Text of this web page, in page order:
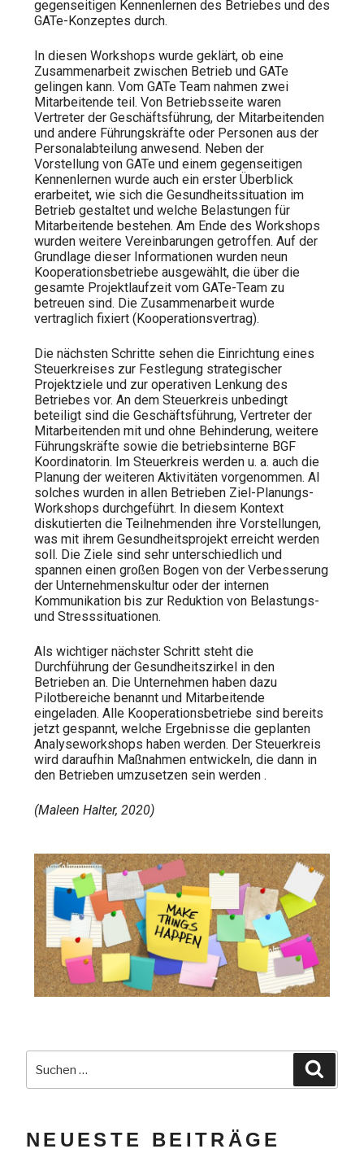
gegenseitigen Kennenlernen des Betriebes und des
GATe-Konzeptes durch.
In diesen Workshops wurde geklärt, ob eine
Zusammenarbeit zwischen Betrieb und GATe
gelingen kann. Vom GATe Team nahmen zwei
Mitarbeitende teil. Von Betriebsseite waren
Vertreter der Geschäftsführung, der Mitarbeitenden
und andere Führungskräfte oder Personen aus der
Personalabteilung anwesend. Neben der
Vorstellung von GATe und einem gegenseitigen
Kennenlernen wurde auch ein erster Überblick
erarbeitet, wie sich die Gesundheitssituation im
Betrieb gestaltet und welche Belastungen für
Mitarbeitende bestehen. Am Ende des Workshops
wurden weitere Vereinbarungen getroffen. Auf der
Grundlage dieser Informationen wurden neun
Kooperationsbetriebe ausgewählt, die über die
gesamte Projektlaufzeit vom GATe-Team zu
betreuen sind. Die Zusammenarbeit wurde
vertraglich fixiert (Kooperationsvertrag).
Die nächsten Schritte sehen die Einrichtung eines
Steuerkreises zur Festlegung strategischer
Projektziele und zur operativen Lenkung des
Betriebes vor. An dem Steuerkreis unbedingt
beteiligt sind die Geschäftsführung, Vertreter der
Mitarbeitenden mit und ohne Behinderung, weitere
Führungskräfte sowie die betriebsinterne BGF
Koordinatorin. Im Steuerkreis werden u. a. auch die
Planung der weiteren Aktivitäten vorgenommen. Al
solches wurden in allen Betrieben Ziel-Planungs-
Workshops durchgeführt. In diesem Kontext
diskutierten die Teilnehmenden ihre Vorstellungen,
was mit ihrem Gesundheitsprojekt erreicht werden
soll. Die Ziele sind sehr unterschiedlich und
spannen einen großen Bogen von der Verbesserung
der Unternehmenskultur oder der internen
Kommunikation bis zur Reduktion von Belastungs-
und Stresssituationen.
Als wichtiger nächster Schritt steht die
Durchführung der Gesundheitszirkel in den
Betrieben an. Die Unternehmen haben dazu
Pilotbereiche benannt und Mitarbeitende
eingeladen. Alle Kooperationsbetriebe sind bereits
jetzt gespannt, welche Ergebnisse die geplanten
Analyseworkshops haben werden. Der Steuerkreis
wird daraufhin Maßnahmen entwickeln, die dann in
den Betrieben umzusetzen sein werden .
(Maleen Halter, 2020)
NEUESTE BEITRÄGE